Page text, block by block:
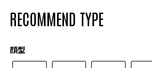
RECOMMEND TYPE
顔型